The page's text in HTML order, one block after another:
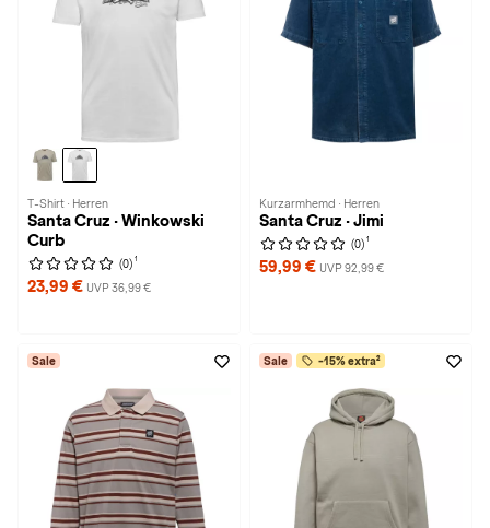
T-Shirt · Herren
Santa Cruz · Winkowski
Curb
(0) 1
23,99 € UVP 36,99 €
Kurzarmhemd · Herren
Santa Cruz · Jimi
(0) 1
59,99 € UVP 92,99 €
Sale Sale -15% extra²